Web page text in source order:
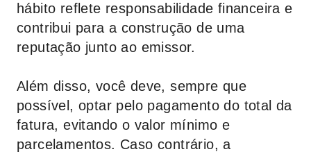
hábito reflete responsabilidade financeira e
contribui para a construção de uma
reputação junto ao emissor.
Além disso, você deve, sempre que
possível, optar pelo pagamento do total da
fatura, evitando o valor mínimo e
parcelamentos. Caso contrário, a